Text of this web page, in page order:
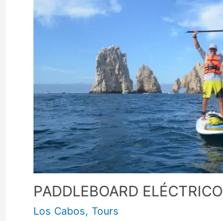
PADDLEBOARD ELÉCTRICO
Los Cabos, Tours